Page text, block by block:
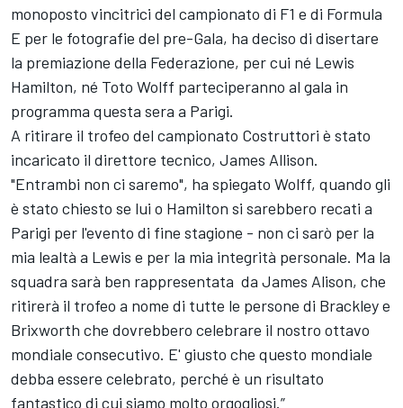
monoposto vincitrici del campionato di F1 e di Formula
E per le fotografie del pre-Gala, ha deciso di disertare
la premiazione della Federazione, per cui né Lewis
Hamilton, né Toto Wolff parteciperanno al gala in
programma questa sera a Parigi.
A ritirare il trofeo del campionato Costruttori è stato
incaricato il direttore tecnico, James Allison.
"Entrambi non ci saremo", ha spiegato Wolff, quando gli
è stato chiesto se lui o Hamilton si sarebbero recati a
Parigi per l'evento di fine stagione - non ci sarò per la
mia lealtà a Lewis e per la mia integrità personale. Ma la
squadra sarà ben rappresentata da James Alison, che
ritirerà il trofeo a nome di tutte le persone di Brackley e
Brixworth che dovrebbero celebrare il nostro ottavo
mondiale consecutivo. E' giusto che questo mondiale
debba essere celebrato, perché è un risultato
fantastico di cui siamo molto orgogliosi.”